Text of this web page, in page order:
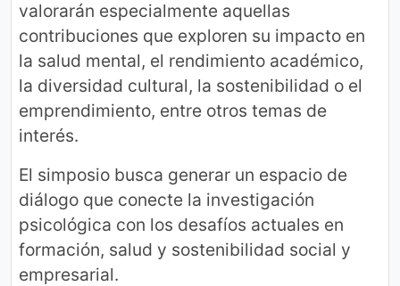
valorarán especialmente aquellas
contribuciones que exploren su impacto en
la salud mental, el rendimiento académico,
la diversidad cultural, la sostenibilidad o el
emprendimiento, entre otros temas de
interés.
El simposio busca generar un espacio de
diálogo que conecte la investigación
psicológica con los desafíos actuales en
formación, salud y sostenibilidad social y
empresarial.